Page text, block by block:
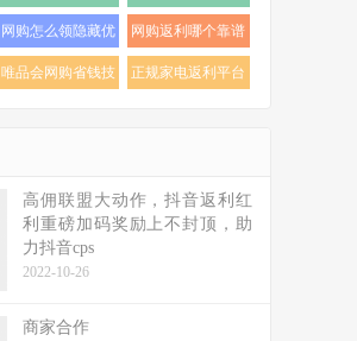
券 (16)
藏优惠券 (16)
网购怎么领隐藏优
惠券 (16)
网购返利哪个靠谱
(15)
唯品会网购省钱技
正规家电返利平台
高佣联盟大动作，抖音返利红
利重磅加码奖励上不封顶，助
力抖音cps
2022-10-26
商家合作